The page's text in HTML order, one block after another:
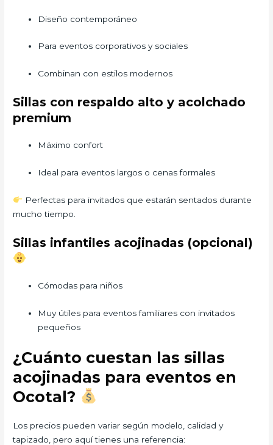
Diseño contemporáneo
Para eventos corporativos y sociales
Combinan con estilos modernos
Sillas con respaldo alto y acolchado
premium
Máximo confort
Ideal para eventos largos o cenas formales
Perfectas para invitados que estarán sentados durante
mucho tiempo.
Sillas infantiles acojinadas (opcional)
Cómodas para niños
Muy útiles para eventos familiares con invitados
pequeños
¿Cuánto cuestan las sillas
acojinadas para eventos en
Ocotal?
Los precios pueden variar según modelo, calidad y
tapizado, pero aquí tienes una referencia: